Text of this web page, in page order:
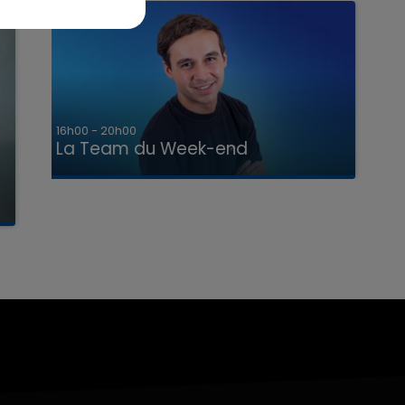
7h00 - 12h00
La Team du Week-end